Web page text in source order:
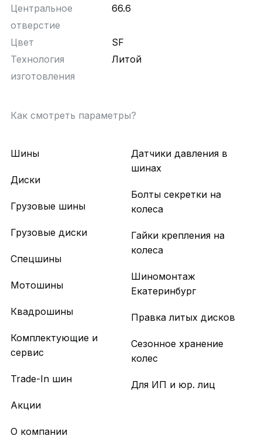
Центральное
отверстие
66.6
Цвет
SF
Технология
изготовления
Литой
Как смотреть параметры?
Шины
Диски
Грузовые шины
Грузовые диски
Спецшины
Мотошины
Квадрошины
Комплектующие и
сервис
Trade-In шин
Акции
Датчики давления в
шинах
Болты секретки на
колеса
Гайки крепления на
колеса
Шиномонтаж
Екатеринбург
Правка литых дисков
Сезонное хранение
колес
Для ИП и юр. лиц
О компании